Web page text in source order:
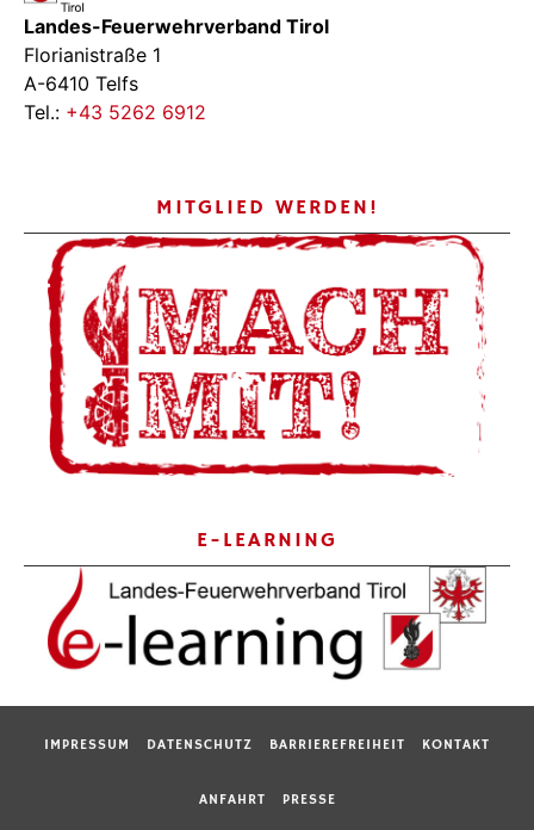
Landes-Feuerwehrverband Tirol
Florianistraße 1
A-6410 Telfs
Tel.: +43 5262 6912
MITGLIED WERDEN!
E-LEARNING
IMPRESSUM DATENSCHUTZ BARRIEREFREIHEIT KONTAKT
ANFAHRT PRESSE